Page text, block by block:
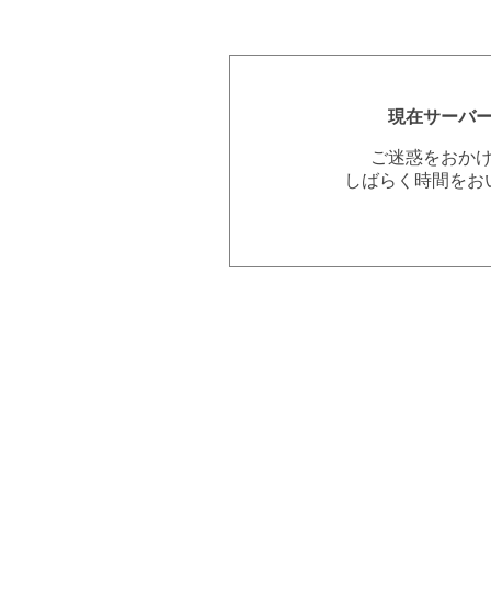
現在サーバ
ご迷惑をおか
しばらく時間を